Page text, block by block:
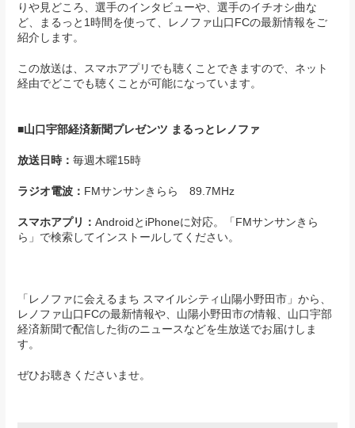
りや見どころ、選手のインタビューや、選手のイチオシ曲な
ど、まるっと1時間を使って、レノファ山口FCの最新情報をご
紹介します。
この放送は、スマホアプリでも聴くことできますので、ネット
経由でどこでも聴くことが可能になっています。
■山口宇部経済新聞プレゼンツ まるっとレノファ
放送日時： 毎週木曜15時
ラジオ電波： FMサンサンきらら 89.7MHz
スマホアプリ： AndroidとiPhoneに対応。「FMサンサンきら
ら」で検索してインストールしてください。
「レノファに会えるまち スマイルシティ山陽小野田市」から、
レノファ山口FCの最新情報や、山陽小野田市の情報、山口宇部
経済新聞で配信した街のニュースなどを生放送でお届けしま
す。
ぜひお聴きくださいませ。